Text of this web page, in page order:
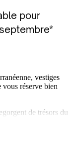
pour
vestiges
vous réserve bien
de trésors du
Dans le
entre mer
suspendus